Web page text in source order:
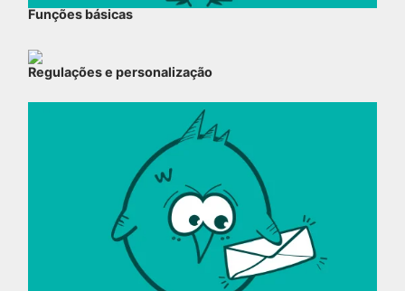
Funções básicas
Regulações e personalização